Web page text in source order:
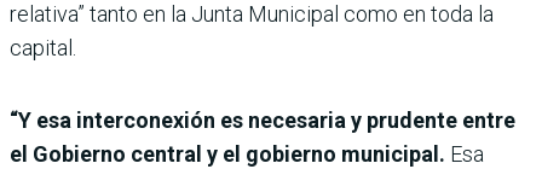
relativa” tanto en la Junta Municipal como en toda la
capital.
“Y esa interconexión es necesaria y prudente entre
el Gobierno central y el gobierno municipal. Esa